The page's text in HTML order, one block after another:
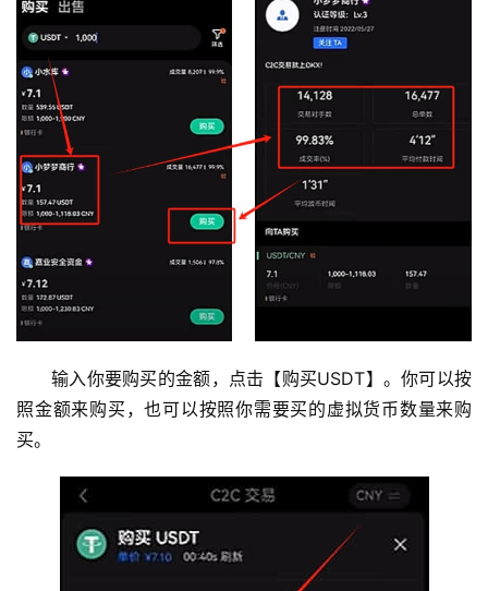
输入你要购买的金额，点击【购买USDT】。你可以按
照金额来购买，也可以按照你需要买的虚拟货币数量来购
买。